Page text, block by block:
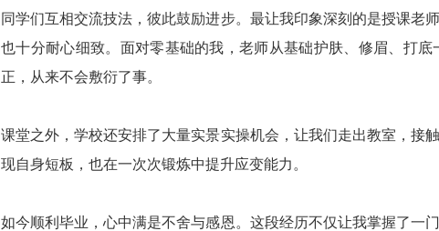
同学们互相交流技法，彼此鼓励进步。最让我印象深刻的是授课老
也十分耐心细致。面对零基础的我，老师从基础护肤、修眉、打
正，从来不会敷衍了事。
课堂之外，学校还安排了大量实景实操机会，让我们走出教室，接
现自身短板，也在一次次锻炼中提升应变能力。
如今顺利毕业，心中满是不舍与感恩。这段经历不仅让我掌握了一